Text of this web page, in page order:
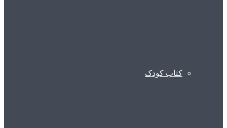
کتاب کودک